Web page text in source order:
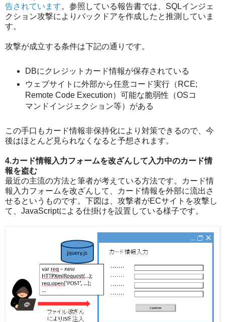
告されています。参照している報告書では、SQLインジェ
クション攻撃によりバックドアを作成したと推測していま
す。
攻撃が成立する条件は下記の通りです。
DBにクレジットカード情報が保存されている
ウェブサイトに外部から任意コード実行（RCE;
Remote Code Execution）可能な脆弱性（OSコ
マンドインジェクション等）がある
この手口もカード情報非保持化により対策できるので、今
後はほとんど見られなくなると予想されます。
4.カード情報入力フォームを改ざんして入力中のカード情
報を盗む
最近の主流の方法と筆者が考えている方法です。カード情
報入力フォームを改ざんして、カード情報を外部に流出さ
せるというものです。下図は、攻撃者がECサイトを攻撃し
て、JavaScriptによる仕掛けを設置している様子です。